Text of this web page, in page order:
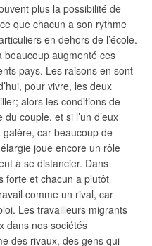
plus la possibilité de
que chacun a son rythme
en dehors de l’école.
beaucoup augmenté ces
pays. Les raisons en sont
pour vivre, les deux
alors les conditions de
couple, et si l’un d’eux
galère, car beaucoup de
joue encore un rôle
à se distancier. Dans
forte et chacun a plutôt
comme un rival, car
Les travailleurs migrants
dans nos sociétés
des rivaux, des gens qui